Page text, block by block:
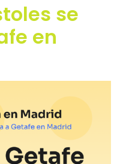
se
en